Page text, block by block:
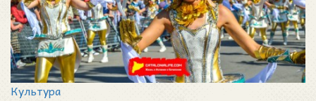
Культура